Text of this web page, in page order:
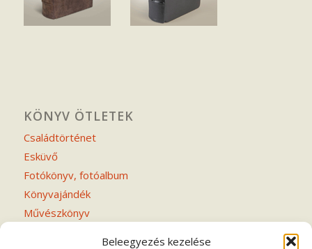
Beleegyezés kezelése
KÖNYV ÖTLETEK
Családtörténet
Esküvő
Fotókönyv, fotóalbum
Könyvajándék
Művészkönyv